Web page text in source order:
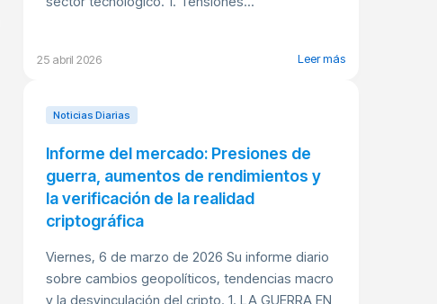
25 abril 2026 Leer más
Noticias Diarias
Informe del mercado: Presiones de
guerra, aumentos de rendimientos y
la verificación de la realidad
criptográfica
Viernes, 6 de marzo de 2026 Su informe diario
sobre cambios geopolíticos, tendencias macro
y la desvinculación del cripto. 1. LA GUERRA EN